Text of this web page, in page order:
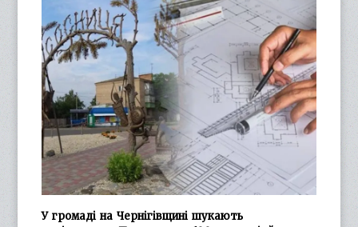
У громаді на Чернігівщині шукають